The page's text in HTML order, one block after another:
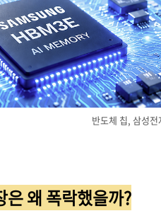
반도체 칩, 삼성
은 왜 폭락했을까?